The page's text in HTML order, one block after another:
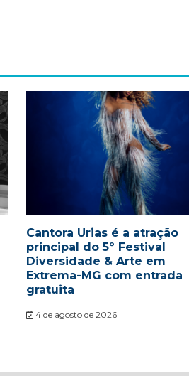
Cantora Urias é a atração
principal do 5º Festival
Diversidade & Arte em
Extrema-MG com entrada
gratuita
4 de agosto de 2026